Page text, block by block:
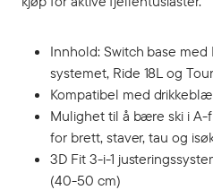
Innhold: Switch base med
systemet, Ride 18L og
Kompatibel med
Mulighet til å bære ski i
for brett, staver, tau og
3D Fit 3-i-1
(40-50 cm)